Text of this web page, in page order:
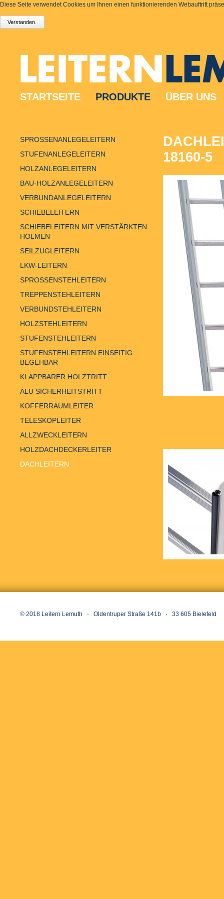
Diese Seite verwendet Cookies um Ihnen einen funktionierenden Webauftritt
STARTSEITE PRODUKTE ÜBER UNS
18160-5
SPROSSENANLEGELEITERN
STUFENANLEGELEITERN
HOLZANLEGELEITERN
BAU-HOLZANLEGELEITERN
VERBUNDANLEGELEITERN
SCHIEBELEITERN
SCHIEBELEITERN MIT VERSTÄRKTEN
HOLMEN
SEILZUGLEITERN
LKW-LEITERN
SPROSSENSTEHLEITERN
TREPPENSTEHLEITERN
VERBUNDSTEHLEITERN
HOLZSTEHLEITERN
STUFENSTEHLEITERN
STUFENSTEHLEITERN EINSEITIG
BEGEHBAR
KLAPPBARER HOLZTRITT
ALU SICHERHEITSTRITT
KOFFERRAUMLEITER
TELESKOPLEITER
ALLZWECKLEITERN
HOLZDACHDECKERLEITER
DACHLEITERN
© 2018 Leitern Lemuth · Oldentruper Straße 141b · 33 605 Bielefeld